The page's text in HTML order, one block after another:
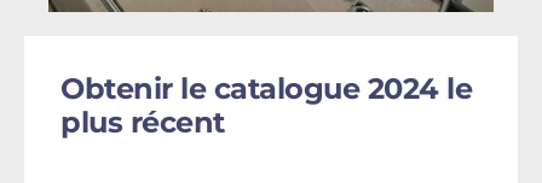
Obtenir le catalogue 2024 le
plus récent